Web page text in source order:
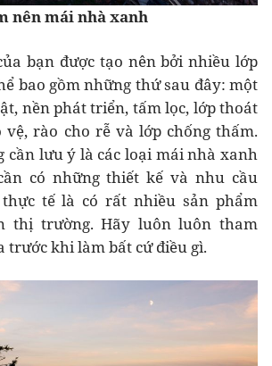
nên mái nhà xanh
bạn được tạo nên bởi nhiều lớp
bao gồm những thứ sau đây: một
nền phát triển, tấm lọc, lớp thoát
vệ, rào cho rễ và lớp chống thấm.
cần lưu ý là các loại mái nhà xanh
có những thiết kế và nhu cầu
tế là có rất nhiều sản phẩm
thị trường. Hãy luôn luôn tham
trước khi làm bất cứ điều gì.